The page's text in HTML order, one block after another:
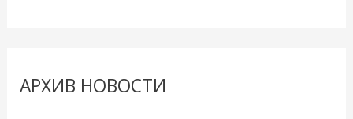
АРХИВ НОВОСТИ